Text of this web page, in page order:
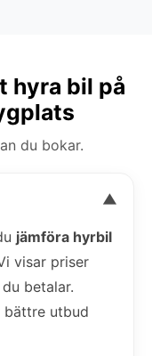
hyra bil på
du bokar.
▼
jämföra hyrbil
visar priser
betalar.
bättre utbud